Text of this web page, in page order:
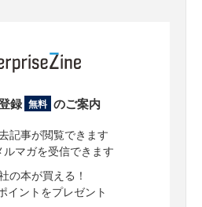
録 無料 のご案内
記事が閲覧できます
ルマガを受信できます
の本が買える！
イントをプレゼント